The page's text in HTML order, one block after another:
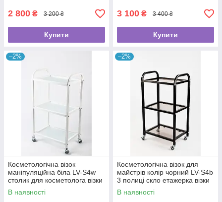
2 800 ₴ 3 200 ₴
Купити
3 100 ₴ 3 400 ₴
Купити
–2%
Косметологічна візок
маніпуляційна біла LV-S4w
столик для косметолога візки
косметологічні
В наявності
–2%
Косметологічна візок для
майстрів колір чорний LV-S4b
3 полиці скло етажерка візки
для салону краси
В наявності